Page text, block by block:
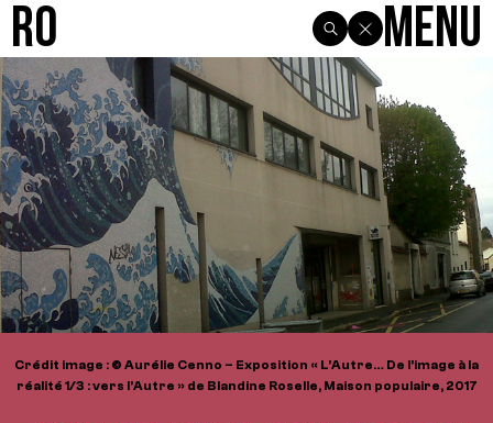
R0 Menu
Crédit image : © Aurélie Cenno – Exposition « L’Autre… De l’image à la
réalité 1/3 : vers l’Autre » de Blandine Roselle, Maison populaire, 2017